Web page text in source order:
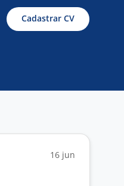
Cadastrar CV
16 jun